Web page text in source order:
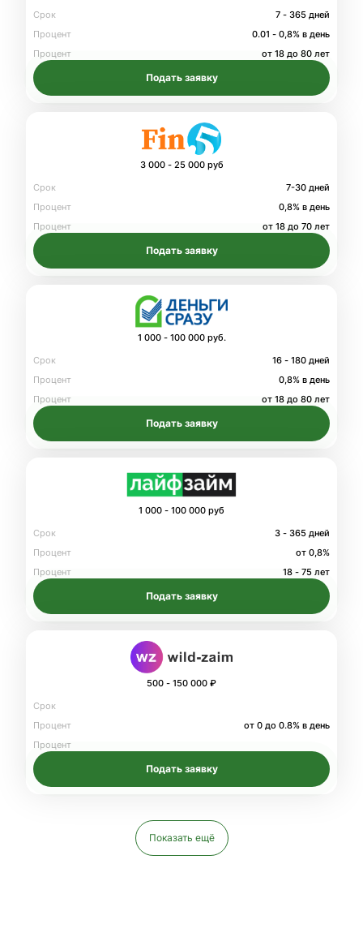
Срок
7 - 365 дней
Процент
0.01 - 0,8% в день
Процент
от 18 до 80 лет
Подать заявку
3 000 - 25 000 руб
Срок
7-30 дней
Процент
0,8% в день
Процент
от 18 до 70 лет
Подать заявку
1 000 - 100 000 руб.
Срок
16 - 180 дней
Процент
0,8% в день
Процент
от 18 до 80 лет
Подать заявку
1 000 - 100 000 руб
Срок
3 - 365 дней
Процент
от 0,8%
Процент
18 - 75 лет
Подать заявку
500 - 150 000 ₽
Срок
Процент
от 0 до 0.8% в день
Процент
Подать заявку
Показать ещё